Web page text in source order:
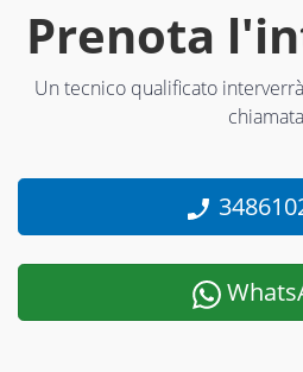
Prenota
Un tecnico qualificato interverrà
chiamata